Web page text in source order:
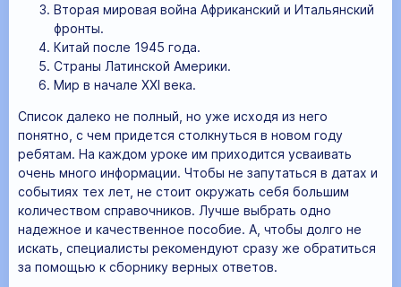
Вторая мировая война Африканский и Итальянский
фронты.
Китай после 1945 года.
Страны Латинской Америки.
Мир в начале XXI века.
Список далеко не полный, но уже исходя из него
понятно, с чем придется столкнуться в новом году
ребятам. На каждом уроке им приходится усваивать
очень много информации. Чтобы не запутаться в датах и
событиях тех лет, не стоит окружать себя большим
количеством справочников. Лучше выбрать одно
надежное и качественное пособие. А, чтобы долго не
искать, специалисты рекомендуют сразу же обратиться
за помощью к сборнику верных ответов.